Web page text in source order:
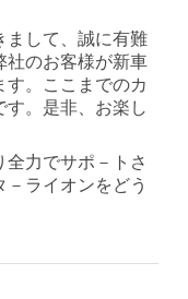
まして、誠に有難
社のお客様が新車
す。ここまでのカ
す。是非、お楽し
力でサポ－トさ
ライオンをどう